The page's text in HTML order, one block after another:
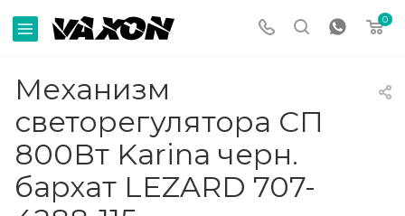
0
Механизм
светорегулятора СП
800Вт Karina черн.
бархат LEZARD 707-